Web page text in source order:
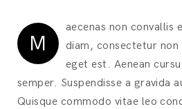
M
aecenas non convallis
diam, consectetur
eget est. Aenean
semper. Suspendisse a gravida
Quisque commodo vitae leo